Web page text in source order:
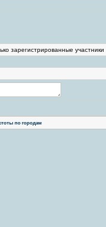
зарегистрированные
по городам